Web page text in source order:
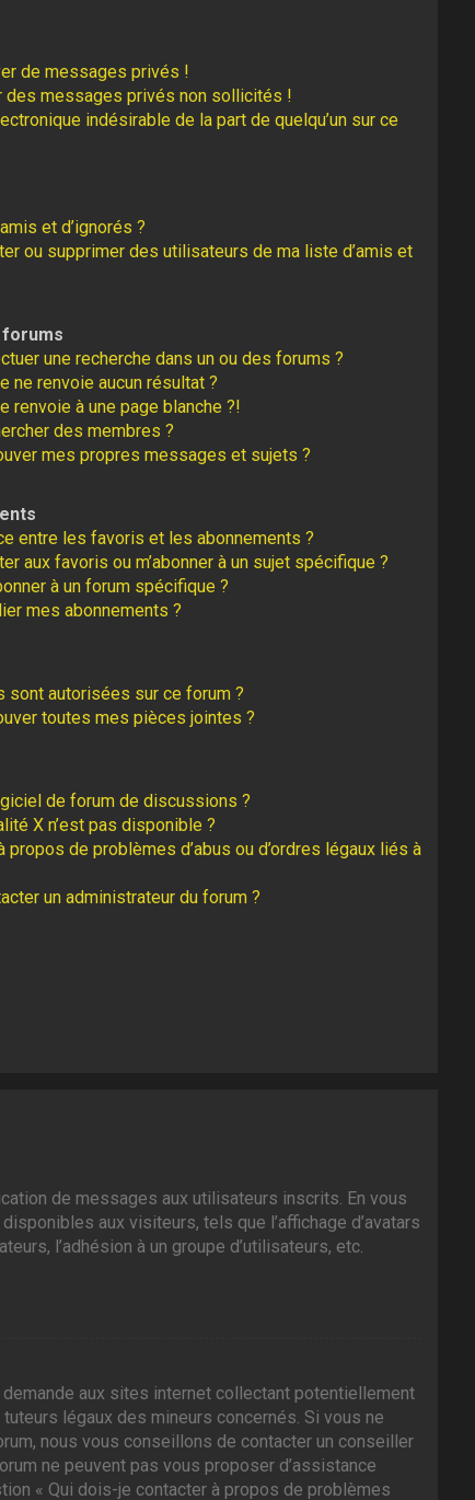
de messages privés !
des messages privés non sollicités !
indésirable de la part de quelqu’un sur ce
et d’ignorés ?
ou supprimer des utilisateurs de ma liste d’amis et
forums
une recherche dans un ou des forums ?
ne renvoie aucun résultat ?
renvoie à une page blanche ?!
des membres ?
mes propres messages et sujets ?
entre les favoris et les abonnements ?
aux favoris ou m’abonner à un sujet spécifique ?
à un forum spécifique ?
mes abonnements ?
sont autorisées sur ce forum ?
toutes mes pièces jointes ?
de forum de discussions ?
X n’est pas disponible ?
propos de problèmes d’abus ou d’ordres légaux liés à
un administrateur du forum ?
de messages aux utilisateurs inscrits. En vous
aux visiteurs, tels que l’affichage d’avatars
l’adhésion à un groupe d’utilisateurs, etc.
demande aux sites internet collectant potentiellement
légaux des mineurs concernés. Si vous ne
nous vous conseillons de contacter un conseiller
ne peuvent pas vous proposer d’assistance
« Qui dois-je contacter à propos de problèmes